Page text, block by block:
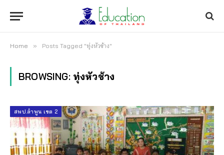
Home » Posts Tagged "ทุ่งหัวช้าง"
BROWSING: ทุ่งหัวช้าง
สพป.ลำพูน เขต 2